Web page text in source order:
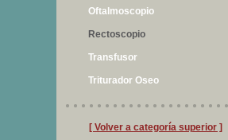
Oftalmoscopio
Rectoscopio
Transfusor
Triturador Oseo
[ Volver a categoría superior ]